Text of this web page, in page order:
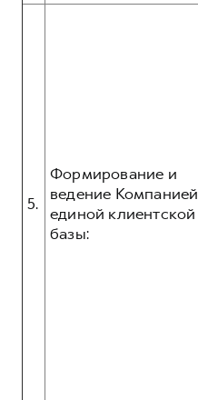
5.
Формирование и
ведение Компанией
единой клиентской
базы: